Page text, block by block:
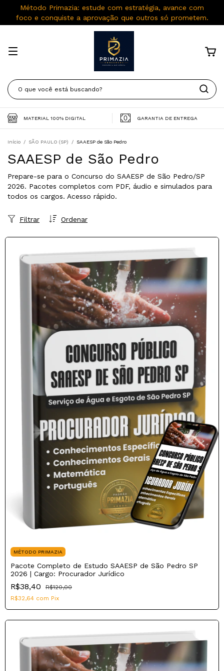
Método Primazia: estude com estratégia, avance com
foco e conquiste a aprovação que outros só prometem.
MATERIAL 100% DIGITAL GARANTIA DE ENTREGA
Início / SÃO PAULO (SP) / SAAESP de São Pedro
SAAESP de São Pedro
Prepare-se para o Concurso do SAAESP de São Pedro/SP
2026. Pacotes completos com PDF, áudio e simulados para
todos os cargos. Acesso rápido.
Ordenar
Filtrar
MÉTODO PRIMAZIA
Pacote Completo de Estudo SAAESP de São Pedro SP
2026 | Cargo: Procurador Jurídico
R$38,40
R$120,00
R$32,64 com Pix